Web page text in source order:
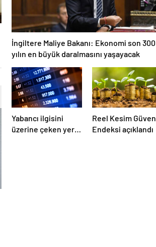
İngiltere Maliye Bakanı: Ekonomi son 300
yılın en büyük daralmasını yaşayacak
Yabancı ilgisini
üzerine çeken yerli
Reel Kesim Güven
Endeksi açıklandı